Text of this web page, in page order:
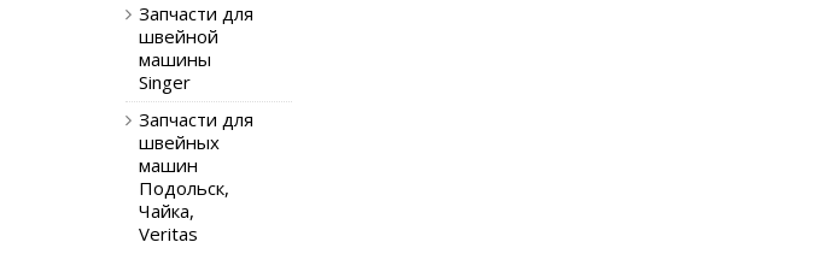
Запчасти для
швейной
машины
Singer
Запчасти для
швейных
машин
Подольск,
Чайка,
Veritas